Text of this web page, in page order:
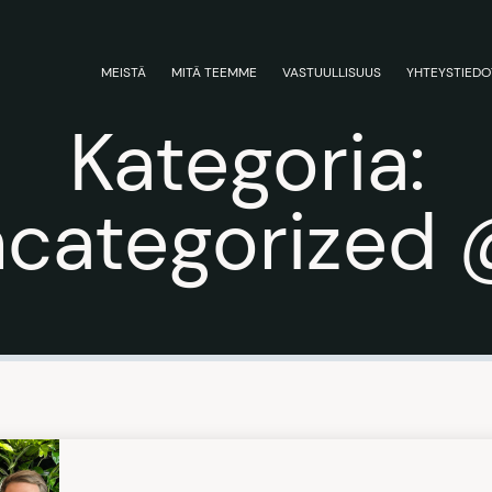
MEISTÄ MITÄ TEEMME VASTUULLISUUS
Kategoria: